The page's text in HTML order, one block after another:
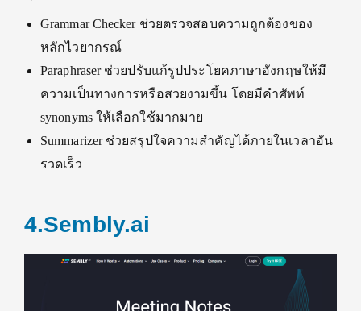
Grammar Checker ช่วยตรวจสอบความถูกต้องของ
หลักไวยากรณ์
Paraphraser ช่วยปรับแก้รูปประโยคภาษาอังกฤษให้มี
ความเป็นทางการหรือสวยงามขึ้น โดยมีคำศัพท์
synonyms ให้เลือกใช้มากมาย
Summarizer ช่วยสรุปใจความสำคัญได้ภายในเวลาอัน
รวดเร็ว
4.Sembly.ai